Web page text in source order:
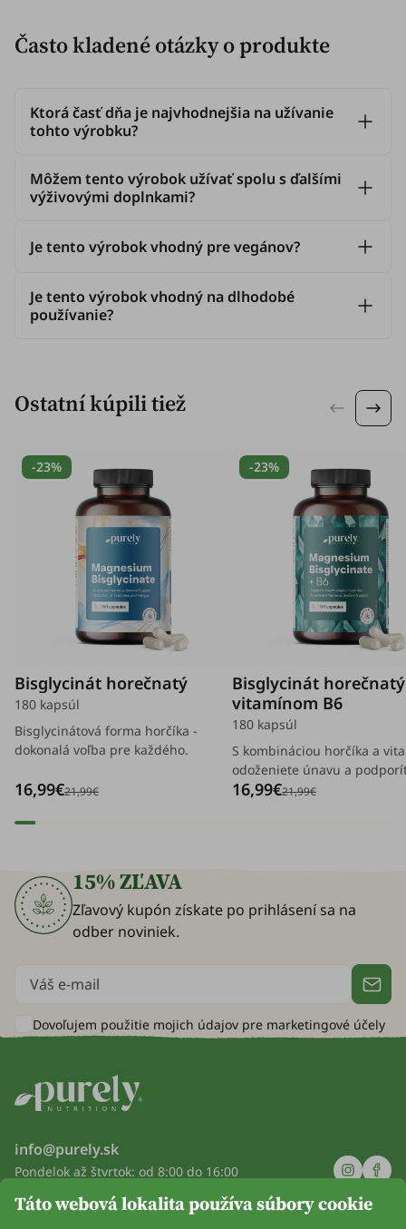
Táto webová lokalita používa súbory cookie
Často kladené otázky o produkte
Ktorá časť dňa je najvhodnejšia na užívanie
tohto výrobku?
Môžem tento výrobok užívať spolu s ďalšími
výživovými doplnkami?
Je tento výrobok vhodný pre vegánov?
Je tento výrobok vhodný na dlhodobé
používanie?
Ostatní kúpili tiež
-23%
Bisglycinát horečnatý
180 kapsúl
Bisglycinátová forma horčíka -
dokonalá voľba pre každého.
16,99€21,99€
-23%
Bisglycinát
vitamínom B6
180 kapsúl
S kombináciou horčíka a
odoženiete únavu a
nervový systém.
16,99€21,99€
15% ZĽAVA
Zľavový kupón získate po prihlásení sa na
odber noviniek.
Dovoľujem použitie mojich údajov pre marketingové účely
info@purely.sk
Pondelok až štvrtok: od 8:00 do 16:00